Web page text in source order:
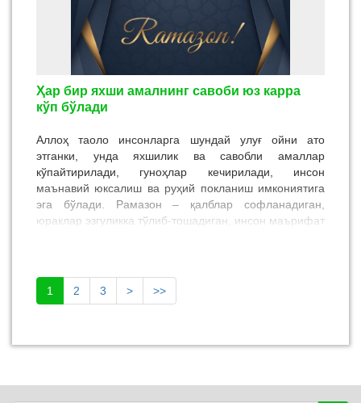
Ҳар бир яхши амалнинг савоби юз карра
кўп бўлади
Аллоҳ таоло инсонларга шундай улуғ ойни ато
этганки, унда яхшилик ва савобли амаллар
кўпайтирилади, гуноҳлар кечирилади, инсон
маънавий юксалиш ва руҳий покланиш имкониятига
эга бўлади. Рамазон – қалблар софланадиган,
юраклар эзгуликка тўлиб-тошадиган, инсон маърифат
1
2 3 > >>